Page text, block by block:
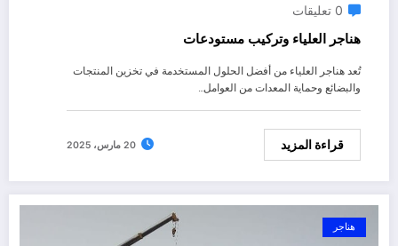
0 تعليقات
هناجر العلياء وتركيب مستودعات
تُعد هناجر العلياء من أفضل الحلول المستخدمة في تخزين المنتجات
والبضائع وحماية المعدات من العوامل…
قراءة المزيد 20 مارس، 2025
هناجر